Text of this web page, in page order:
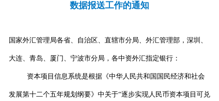
数据报送工作的通知
国家外汇管理局各省、自治区、直辖市分局、外汇管理部，深圳、
大连、青岛、厦门、宁波市分局，各中资外汇指定银行：
资本项目信息系统是根据 《中华人民共和国国民经济和社会
发展第十二个五年规划纲要》 中关于“逐步实现人民币资本项目可兑